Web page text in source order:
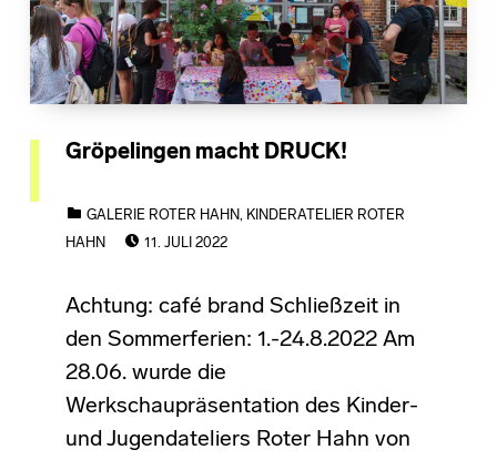
Gröpelingen macht DRUCK!
GALERIE ROTER HAHN
KINDERATELIER ROTER
HAHN
11. JULI 2022
Achtung: café brand Schließzeit in
den Sommerferien: 1.-24.8.2022 Am
28.06. wurde die
Werkschaupräsentation des Kinder-
und Jugendateliers Roter Hahn von